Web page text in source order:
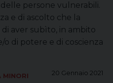
persone vulnerabili.
e di ascolto che la
di aver subìto, in ambito
o di potere e di coscienza
20 Gennaio 2021
MINORI